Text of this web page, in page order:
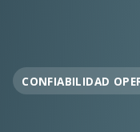
OPERACIÓN EN